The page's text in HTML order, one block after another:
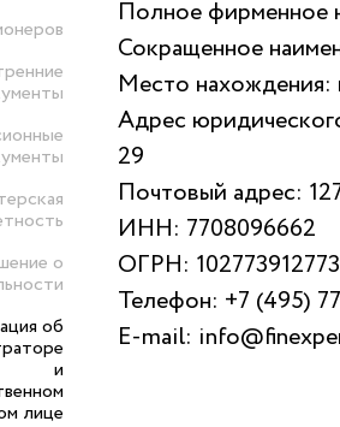
о
об
и
лице
Полное фирменное
Сокращенное
Место нахождения:
Адрес
29
Почтовый адрес:
ИНН: 7708096662
ОГРН:
Телефон: +7 (495)
E-mail: